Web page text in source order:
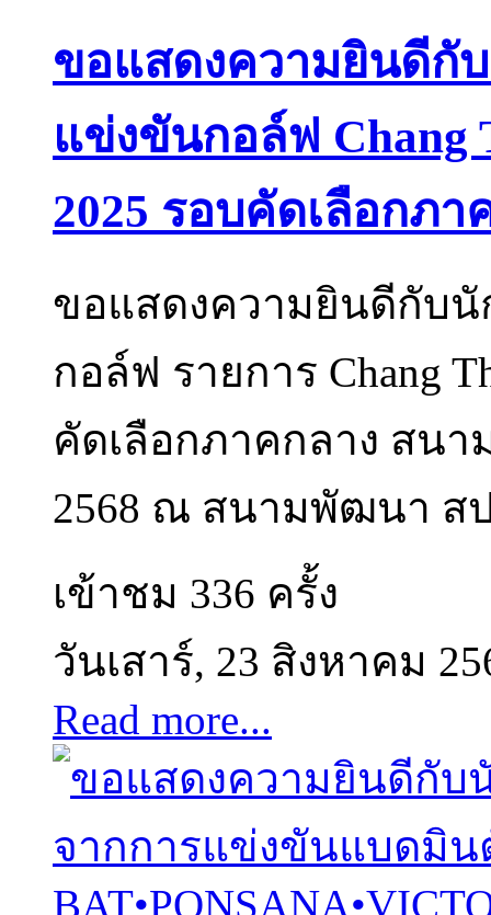
ขอแสดงความยินดีกับ
แข่งขันกอล์ฟ Chang
2025 รอบคัดเลือกภา
ขอแสดงความยินดีกับนั
กอล์ฟ รายการ Chang
คัดเลือกภาคกลาง สนา
2568 ณ สนามพัฒนา ส
เข้าชม 336 ครั้ง
วันเสาร์, 23 สิงหาคม
Read more...